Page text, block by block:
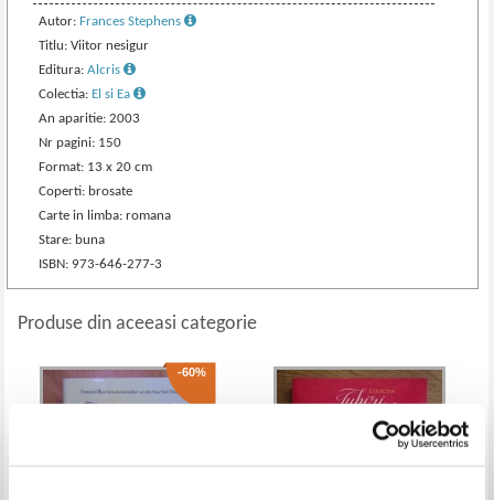
Autor:Frances Stephens
Titlu: Viitor nesigur
Editura:Alcris
Colectia: El si Ea
An aparitie: 2003
Nr pagini: 150
Format: 13 x 20 cm
Coperti: brosate
Carte in limba: romana
Stare: buna
ISBN: 973-646-277-3
Produse din aceeasi categorie
-60%